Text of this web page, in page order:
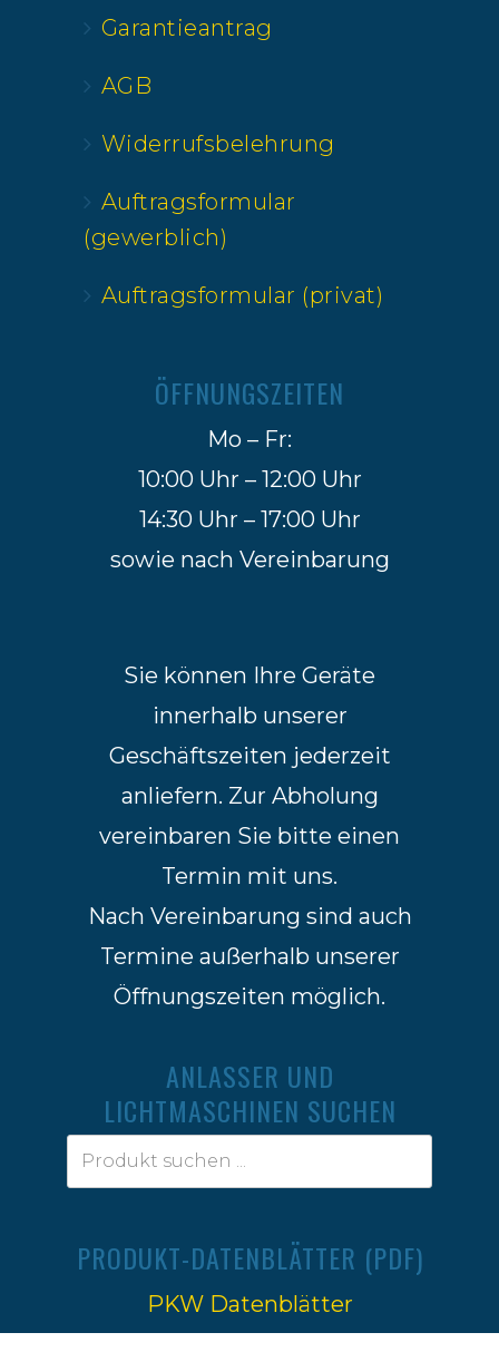
Garantieantrag
AGB
Widerrufsbelehrung
Auftragsformular
(gewerblich)
Auftragsformular (privat)
ÖFFNUNGSZEITEN
Mo – Fr:
10:00 Uhr – 12:00 Uhr
14:30 Uhr – 17:00 Uhr
sowie nach Vereinbarung
Sie können Ihre Geräte
innerhalb unserer
Geschäftszeiten jederzeit
anliefern. Zur Abholung
vereinbaren Sie bitte einen
Termin mit uns.
Nach Vereinbarung sind auch
Termine außerhalb unserer
Öffnungszeiten möglich.
ANLASSER UND
LICHTMASCHINEN SUCHEN
PRODUKT-DATENBLÄTTER (PDF)
PKW Datenblätter